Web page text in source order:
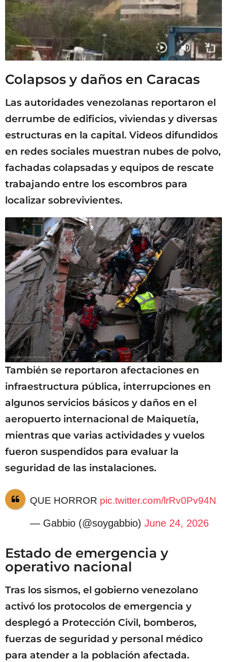
Colapsos y daños en Caracas
Las autoridades venezolanas reportaron el
derrumbe de edificios, viviendas y diversas
estructuras en la capital. Videos difundidos
en redes sociales muestran nubes de polvo,
fachadas colapsadas y equipos de rescate
trabajando entre los escombros para
localizar sobrevivientes.
También se reportaron afectaciones en
infraestructura pública, interrupciones en
algunos servicios básicos y daños en el
aeropuerto internacional de Maiquetía,
mientras que varias actividades y vuelos
fueron suspendidos para evaluar la
seguridad de las instalaciones.
QUE HORROR pic.twitter.com/lrRv0Pv94N
— Gabbio (@soygabbio) June 24, 2026
Estado de emergencia y
operativo nacional
Tras los sismos, el gobierno venezolano
activó los protocolos de emergencia y
desplegó a Protección Civil, bomberos,
fuerzas de seguridad y personal médico
para atender a la población afectada.